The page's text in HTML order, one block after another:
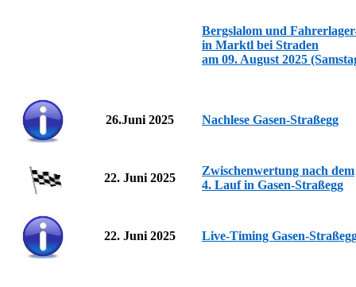
Bergslalom und
in Marktl bei Straden
am 09. August 2025
26.Juni 2025 Nachlese Gasen-Straßegg
22. Juni 2025
Zwischenwertung nach dem
4. Lauf in Gasen-Straßegg
22. Juni 2025 Live-Timing Gasen-